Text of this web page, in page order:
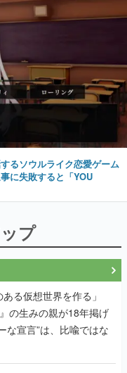
るソウルライク恋愛ゲーム
に失敗すると「YOU
プ
ある仮想世界を作る」
の生みの親が18年掲げ
な宣言”は、比喩ではな